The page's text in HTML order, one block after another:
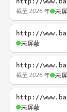
截至 2026 年 未
http://
未屏蔽
http://
截至 2026 年 未
http://
未屏蔽